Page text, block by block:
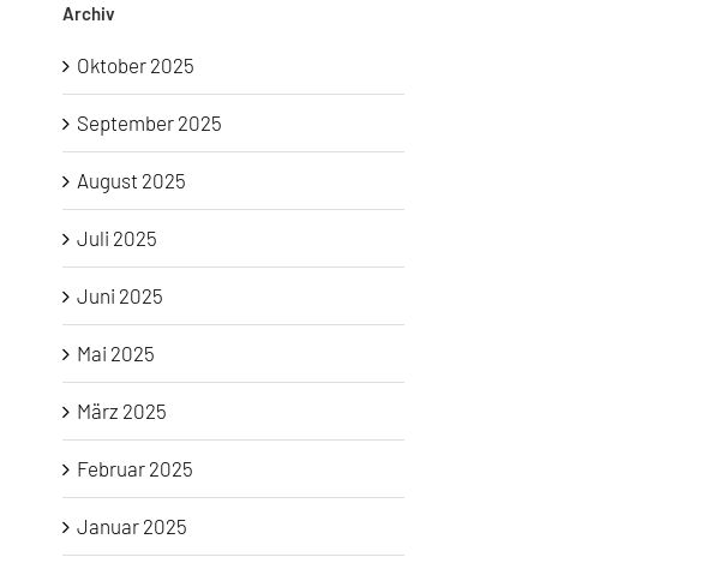
Archiv
Oktober 2025
September 2025
August 2025
Juli 2025
Juni 2025
Mai 2025
März 2025
Februar 2025
Januar 2025